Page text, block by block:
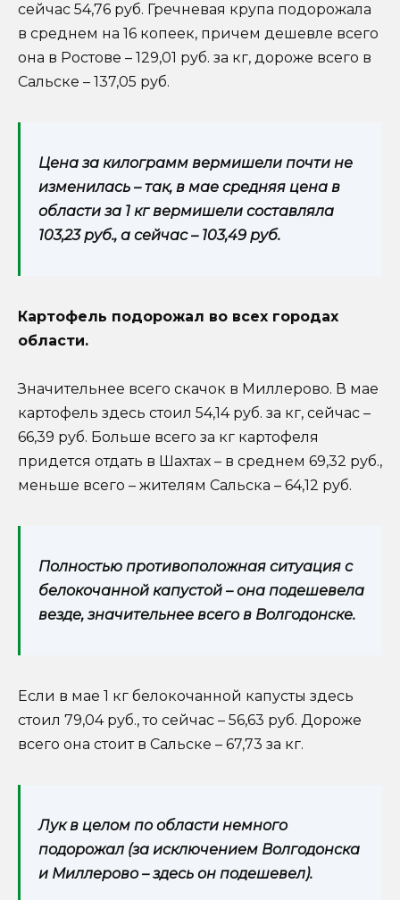
сейчас 54,76 руб. Гречневая крупа подорожала
в среднем на 16 копеек, причем дешевле всего
она в Ростове – 129,01 руб. за кг, дороже всего в
Сальске – 137,05 руб.
Цена за килограмм вермишели почти не
изменилась – так, в мае средняя цена в
области за 1 кг вермишели составляла
103,23 руб., а сейчас – 103,49 руб.
Картофель подорожал во всех городах
области.
Значительнее всего скачок в Миллерово. В мае
картофель здесь стоил 54,14 руб. за кг, сейчас –
66,39 руб. Больше всего за кг картофеля
придется отдать в Шахтах – в среднем 69,32 руб.,
меньше всего – жителям Сальска – 64,12 руб.
Полностью противоположная ситуация с
белокочанной капустой – она подешевела
везде, значительнее всего в Волгодонске.
Если в мае 1 кг белокочанной капусты здесь
стоил 79,04 руб., то сейчас – 56,63 руб. Дороже
всего она стоит в Сальске – 67,73 за кг.
Лук в целом по области немного
подорожал (за исключением Волгодонска
и Миллерово – здесь он подешевел).